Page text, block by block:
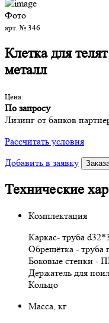
Фото
арт. № 346
Клетка для
металл
Цена:
По запросу
Лизинг от банков
Рассчитать условия
Добавить в заявку
Технические
Комплектация
Каркас- труба
Обрешётка -
Боковые стенки -
Держатель для
Кольцо
Масса, кг